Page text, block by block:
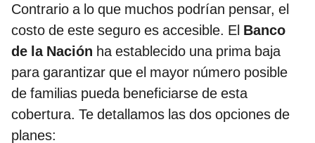
Contrario a lo que muchos podrían pensar, el
costo de este seguro es accesible. El Banco
de la Nación ha establecido una prima baja
para garantizar que el mayor número posible
de familias pueda beneficiarse de esta
cobertura. Te detallamos las dos opciones de
planes: